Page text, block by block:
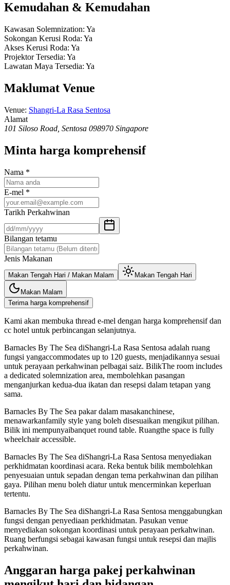
Kemudahan & Kemudahan
Kawasan Solemnization: Ya
Sokongan Kerusi Roda: Ya
Akses Kerusi Roda: Ya
Projektor Tersedia: Ya
Lawatan Maya Tersedia: Ya
Maklumat Venue
Venue: Shangri-La Rasa Sentosa
Alamat
101 Siloso Road, Sentosa 098970 Singapore
Minta harga komprehensif
Nama *
E-mel *
Tarikh Perkahwinan
Bilangan tetamu
Jenis Makanan
Makan Tengah Hari / Makan Malam Makan Tengah Hari
Makan Malam
Terima harga komprehensif
Kami akan membuka thread e-mel dengan harga komprehensif dan
cc hotel untuk perbincangan selanjutnya.
Barnacles By The Sea diShangri-La Rasa Sentosa adalah ruang
fungsi yangaccommodates up to 120 guests, menjadikannya sesuai
untuk perayaan perkahwinan pelbagai saiz. BilikThe room includes
a dedicated solemnization area, membolehkan pasangan
menganjurkan kedua-dua ikatan dan resepsi dalam tetapan yang
sama.
Barnacles By The Sea pakar dalam masakanchinese,
menawarkanfamily style yang boleh disesuaikan mengikut pilihan.
Bilik ini mempunyaibanquet round table. Ruangthe space is fully
wheelchair accessible.
Barnacles By The Sea diShangri-La Rasa Sentosa menyediakan
perkhidmatan koordinasi acara. Reka bentuk bilik membolehkan
penyesuaian untuk sepadan dengan tema perkahwinan dan pilihan
gaya. Pilihan menu boleh diatur untuk mencerminkan keperluan
tertentu.
Barnacles By The Sea diShangri-La Rasa Sentosa menggabungkan
fungsi dengan penyediaan perkhidmatan. Pasukan venue
menyediakan sokongan koordinasi untuk perayaan perkahwinan.
Ruang berfungsi sebagai kawasan fungsi untuk resepsi dan majlis
perkahwinan.
Anggaran harga pakej perkahwinan